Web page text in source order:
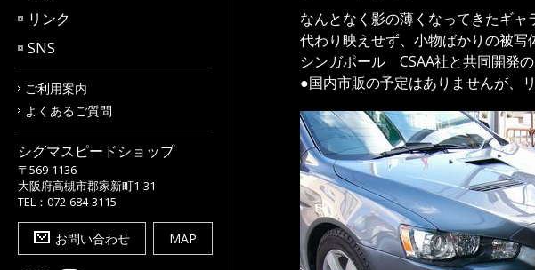
リンク
SNS
ご利用案内
よくあるご質問
シグマスピードショップ
〒569-1136
大阪府高槻市郡家新町1-31
TEL：072-684-3115
お問い合わせ MAP
なんとなく影の薄くなってきたギ
代わり映えせず、小物ばかりの被写
シンガポール CSAA社と共同開発
●国内市販の予定はありませんが、